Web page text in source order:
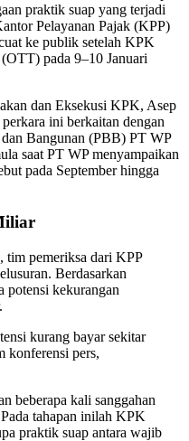
praktik suap yang terjadi
Pelayanan Pajak (KPP)
ke publik setelah KPK
pada 9–10 Januari
dan Eksekusi KPK, Asep
ini berkaitan dengan
Bangunan (PBB) PT WP
saat PT WP menyampaikan
pada September hingga
pemeriksa dari KPP
Berdasarkan
potensi kekurangan
kurang bayar sekitar
konferensi pers,
beberapa kali sanggahan
tahapan inilah KPK
praktik suap antara wajib